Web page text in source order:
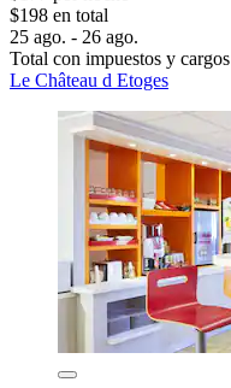
$198 en total
25 ago. - 26 ago.
Total con impuestos y cargos
Le Château d Etoges